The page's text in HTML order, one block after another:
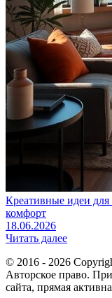
Креативные идеи для
комфорт
18.06.2026
Читать далее
© 2016 - 2026
Авторское право.
сайта, прямая